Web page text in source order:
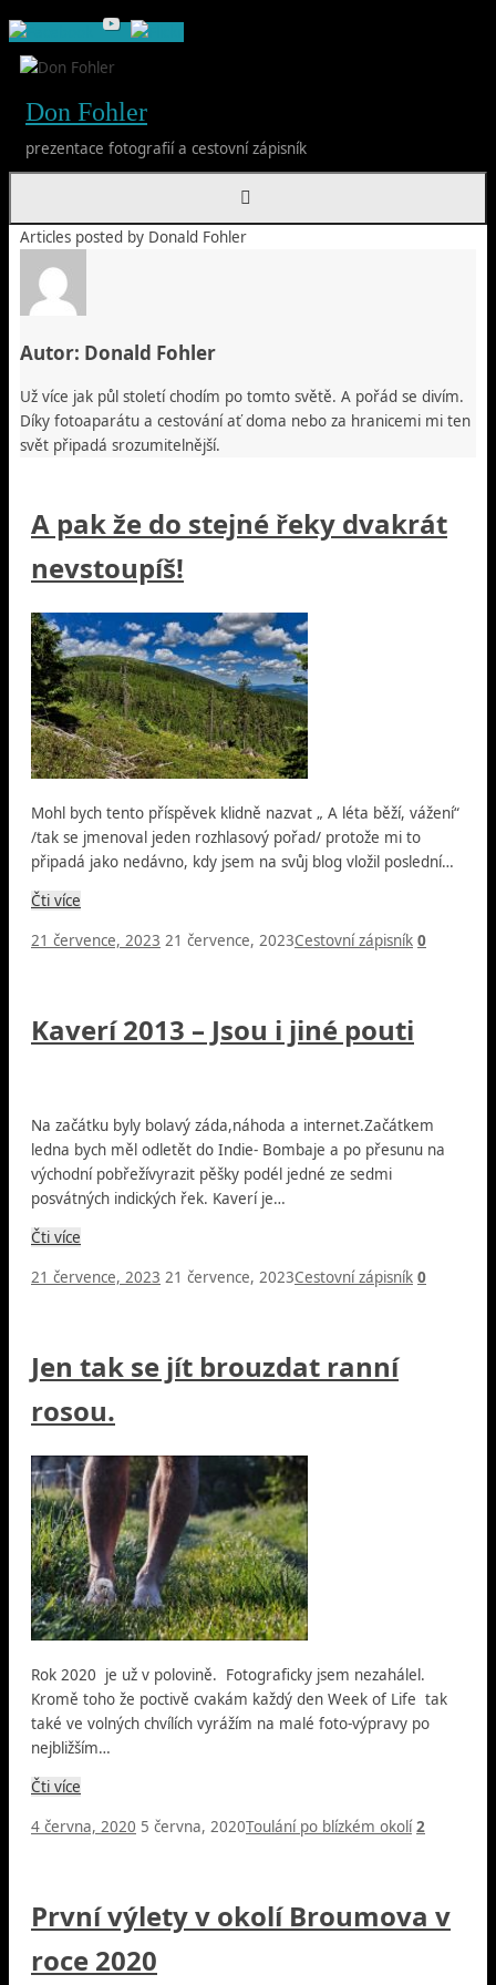
Skip
to
content
Don Fohler
prezentace fotografií a cestovní zápisník
Home
Articles posted by Donald Fohler
Autor: Donald Fohler
Už více jak půl století chodím po tomto světě. A pořád se divím.
Díky fotoaparátu a cestování ať doma nebo za hranicemi mi ten
svět připadá srozumitelnější.
A pak že do stejné řeky dvakrát
nevstoupíš!
Mohl bych tento příspěvek klidně nazvat „ A léta běží, vážení“
/tak se jmenoval jeden rozhlasový pořad/ protože mi to
připadá jako nedávno, kdy jsem na svůj blog vložil poslední…
Čti více
21 července, 2023 21 července, 2023Cestovní zápisník 0
Kaverí 2013 – Jsou i jiné pouti
Na začátku byly bolavý záda,náhoda a internet.Začátkem
ledna bych měl odletět do Indie- Bombaje a po přesunu na
východní pobřežívyrazit pěšky podél jedné ze sedmi
posvátných indických řek. Kaverí je…
Čti více
21 července, 2023 21 července, 2023Cestovní zápisník 0
Jen tak se jít brouzdat ranní
rosou.
Rok 2020 je už v polovině. Fotograficky jsem nezahálel.
Kromě toho že poctivě cvakám každý den Week of Life tak
také ve volných chvílích vyrážím na malé foto-výpravy po
nejbližším…
Čti více
4 června, 2020 5 června, 2020Toulání po blízkém okolí 2
První výlety v okolí Broumova v
roce 2020